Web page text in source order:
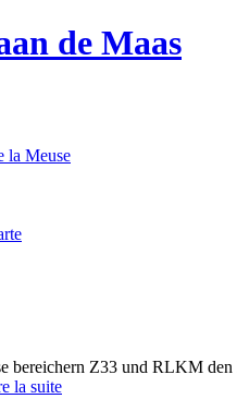
la Meuse
bereichern Z33 und RLKM
la suite